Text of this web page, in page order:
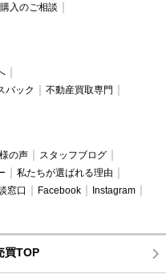
入のご相談
バック
不動産買取専門
の声
スタッフブログ
私たちが選ばれる理由
窓口 Facebook
Instagram
買TOP